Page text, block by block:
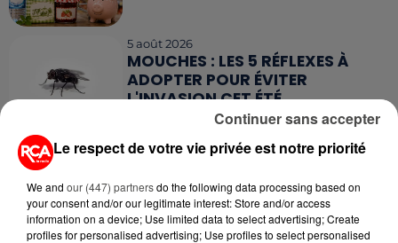
5 août 2026
MOUCHES : LES 5 RÉFLEXES À
ADOPTER POUR ÉVITER
L'INVASION CET ÉTÉ...
ÉCLIPSE SOLAIRE DU 12 AOÛT : LA
4 août 2026
Le respect de votre vie privée est notre priorité
We and our (447) partnersdo the following data processing based on
your consent and/or our legitimate interest: Store and/or access
information on a device; Use limited data to select advertising; Create
profiles for personalised advertising; Use profiles to select personalised
Continuer sans accepter